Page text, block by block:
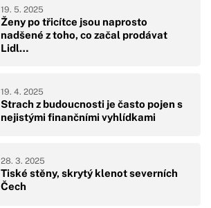
Ženy po třicítce jsou naprosto
nadšené z toho, co začal prodávat
Lidl…
19. 5. 2025
Strach z budoucnosti je často pojen s
nejistými finančními vyhlídkami
19. 4. 2025
Tiské stěny, skrytý klenot severních
Čech
28. 3. 2025